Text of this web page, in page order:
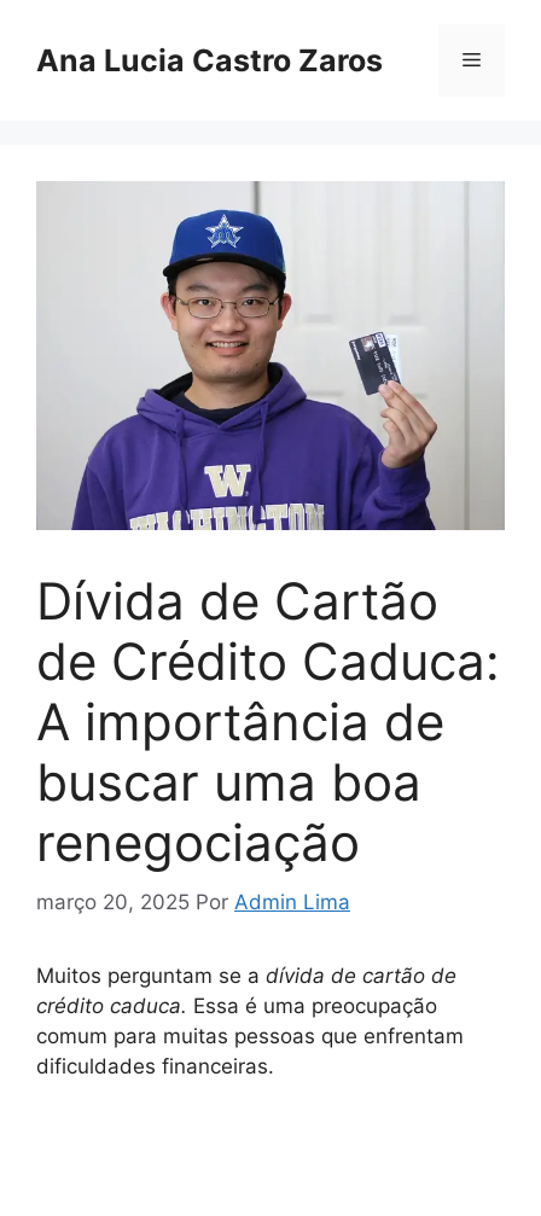
Ana Lucia Castro Zaros Menu
Dívida de Cartão
de Crédito Caduca:
A importância de
buscar uma boa
renegociação
março 20, 2025 Por Admin Lima
Muitos perguntam se a dívida de cartão de
crédito caduca. Essa é uma preocupação
comum para muitas pessoas que enfrentam
dificuldades financeiras.